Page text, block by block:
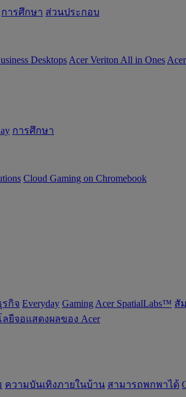
การศึกษา ส่วนประกอบ
Desktops Acer Veriton All in Ones
การศึกษา
Cloud Gaming on Chromebook
รกิจ Everyday Gaming Acer SpatialLabs™ สั
ลยีจอแสดงผลของ Acer
ความบันเทิงภายในบ้าน สามารถพกพาได้